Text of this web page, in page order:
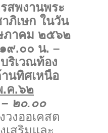
สพงานพระ
ภิเษก ในวัน
ภาคม ๒๕๖๒
๑๙.๐๐ น. –
ริเวณท้อง
นทิศเหนือ
ค.๖๒
๒๐.๐๐
วงออเคสต